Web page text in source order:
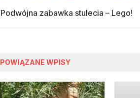
Podwójna zabawka stulecia – Lego!
POWIĄZANE WPISY